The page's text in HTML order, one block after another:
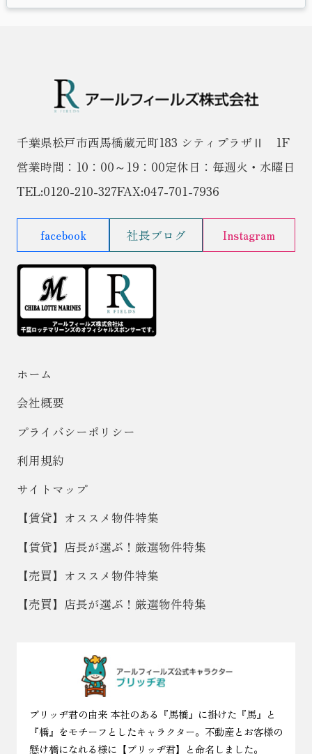
千葉県松戸市西馬橋蔵元町183 シティプラザⅡ 1F
営業時間：10：00～19：00定休日：毎週火・水曜日
TEL:0120-210-327FAX:047-701-7936
facebook 社長ブログ Instagram
ホーム
会社概要
プライバシーポリシー
利用規約
サイトマップ
【賃貸】オススメ物件特集
【賃貸】店長が選ぶ！厳選物件特集
【売買】オススメ物件特集
【売買】店長が選ぶ！厳選物件特集
ブリッヂ君の由来 本社のある『馬橋』に掛けた『馬』と
『橋』をモチーフとしたキャラクター。不動産とお客様の
懸け橋になれる様に【ブリッヂ君】と命名しました。